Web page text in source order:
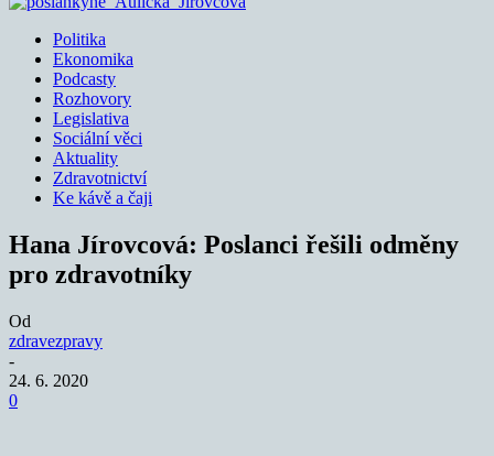
Politika
Ekonomika
Podcasty
Rozhovory
Legislativa
Sociální věci
Aktuality
Zdravotnictví
Ke kávě a čaji
Hana Jírovcová: Poslanci řešili odměny
pro zdravotníky
Od
zdravezpravy
-
24. 6. 2020
0